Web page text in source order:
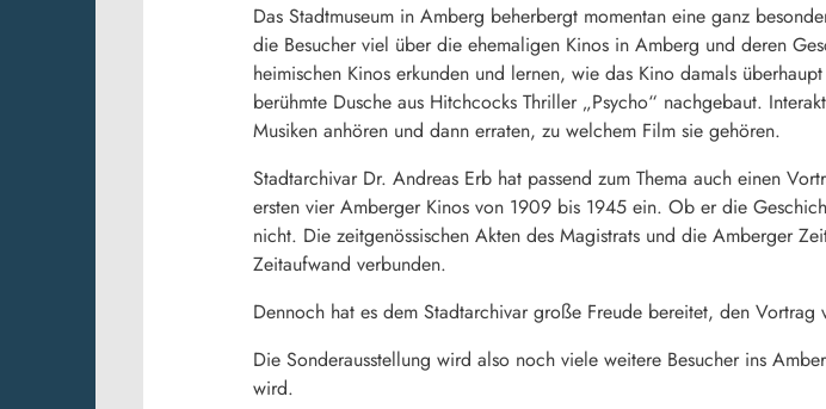
Das Stadtmuseum in Amberg beherbergt momentan eine ganz
die Besucher viel über die ehemaligen Kinos in Amberg und deren
heimischen Kinos erkunden und lernen, wie das Kino damals
berühmte Dusche aus Hitchcocks Thriller „Psycho“ nachgebaut.
Musiken anhören und dann erraten, zu welchem Film sie gehören.
Stadtarchivar Dr. Andreas Erb hat passend zum Thema auch einen
ersten vier Amberger Kinos von 1909 bis 1945 ein. Ob er die
nicht. Die zeitgenössischen Akten des Magistrats und die Amberger
Zeitaufwand verbunden.
Dennoch hat es dem Stadtarchivar große Freude bereitet, den
Die Sonderausstellung wird also noch viele weitere Besucher ins
wird.